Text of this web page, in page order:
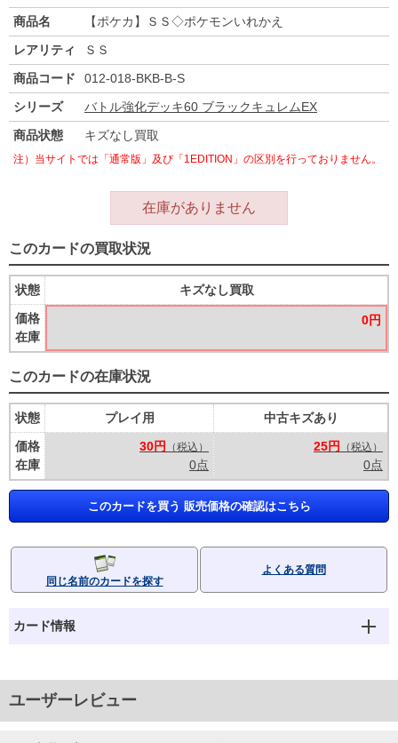
商品名
【ポケカ】ＳＳ◇ポケモンいれかえ
レアリティ
ＳＳ
商品コード
012-018-BKB-B-S
シリーズ
バトル強化デッキ60 ブラックキュレムEX
商品状態
キズなし買取
注）当サイトでは「通常版」及び「1EDITION」の区別を行っておりません。
在庫がありません
このカードの買取状況
状態
価格
在庫
キズなし買取
0円
このカードの在庫状況
状態
価格
在庫
プレイ用
30円
（税込）
0点
中古キズあり
25円
（税込）
0点
このカードを買う 販売価格の確認はこちら
同じ名前のカードを探す
よくある質問
カード情報
ユーザーレビュー